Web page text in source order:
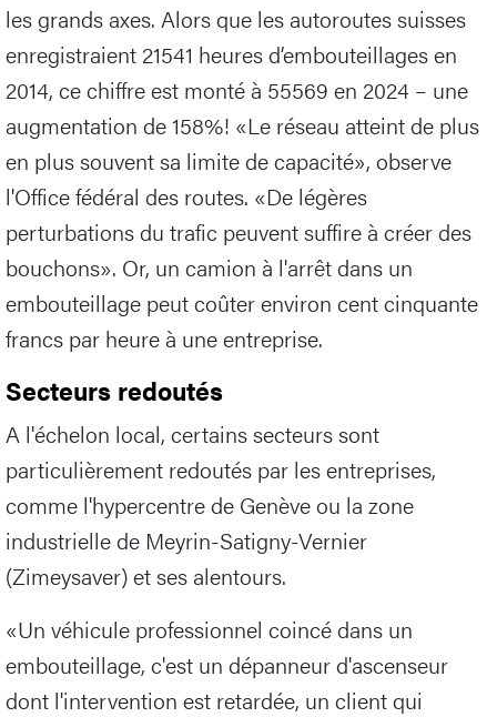
les grands axes. Alors que les autoroutes suisses
enregistraient 21541 heures d’embouteillages en
2014, ce chiffre est monté à 55569 en 2024 – une
augmentation de 158%! «Le réseau atteint de plus
en plus souvent sa limite de capacité», observe
l'Office fédéral des routes. «De légères
perturbations du trafic peuvent suffire à créer des
bouchons». Or, un camion à l'arrêt dans un
embouteillage peut coûter environ cent cinquante
francs par heure à une entreprise.
Secteurs redoutés
A l'échelon local, certains secteurs sont
particulièrement redoutés par les entreprises,
comme l'hypercentre de Genève ou la zone
industrielle de Meyrin-Satigny-Vernier
(Zimeysaver) et ses alentours.
«Un véhicule professionnel coincé dans un
embouteillage, c'est un dépanneur d'ascenseur
dont l'intervention est retardée, un client qui